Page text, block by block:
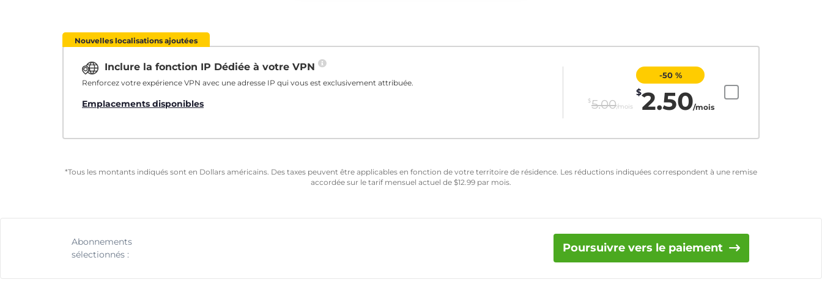
Nouvelles localisations ajoutées
Inclure la fonction IP Dédiée à votre VPN
Renforcez votre expérience VPN avec une adresse IP qui vous est exclusivement attribuée.
Emplacements disponibles $5.00/mois
-50 %
$2.50/mois
*Tous les montants indiqués sont en Dollars américains. Des taxes peuvent être applicables en fonction de votre territoire de résidence. Les réductions indiquées correspondent à une remise
accordée sur le tarif mensuel actuel de $12.99 par mois.
Abonnements
sélectionnés :
Poursuivre vers le paiement